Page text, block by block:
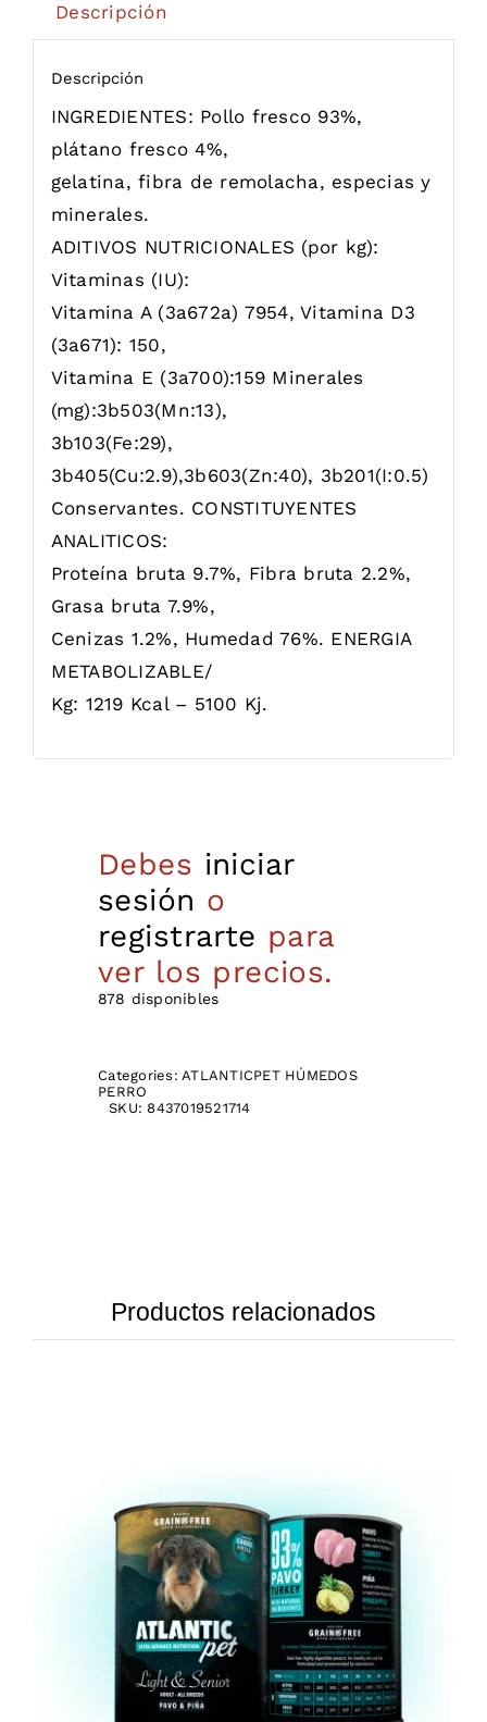
Descripción
Descripción
INGREDIENTES: Pollo fresco 93%,
plátano fresco 4%,
gelatina, fibra de remolacha, especias y
minerales.
ADITIVOS NUTRICIONALES (por kg):
Vitaminas (IU):
Vitamina A (3a672a) 7954, Vitamina D3
(3a671): 150,
Vitamina E (3a700):159 Minerales
(mg):3b503(Mn:13),
3b103(Fe:29),
3b405(Cu:2.9),3b603(Zn:40), 3b201(I:0.5)
Conservantes. CONSTITUYENTES
ANALITICOS:
Proteína bruta 9.7%, Fibra bruta 2.2%,
Grasa bruta 7.9%,
Cenizas 1.2%, Humedad 76%. ENERGIA
METABOLIZABLE/
Kg: 1219 Kcal – 5100 Kj.
Debes iniciar
sesión o
registrarte para
ver los precios.
878 disponibles
Categories:ATLANTICPET HÚMEDOS
PERRO
SKU: 8437019521714
Productos relacionados
DETAILS